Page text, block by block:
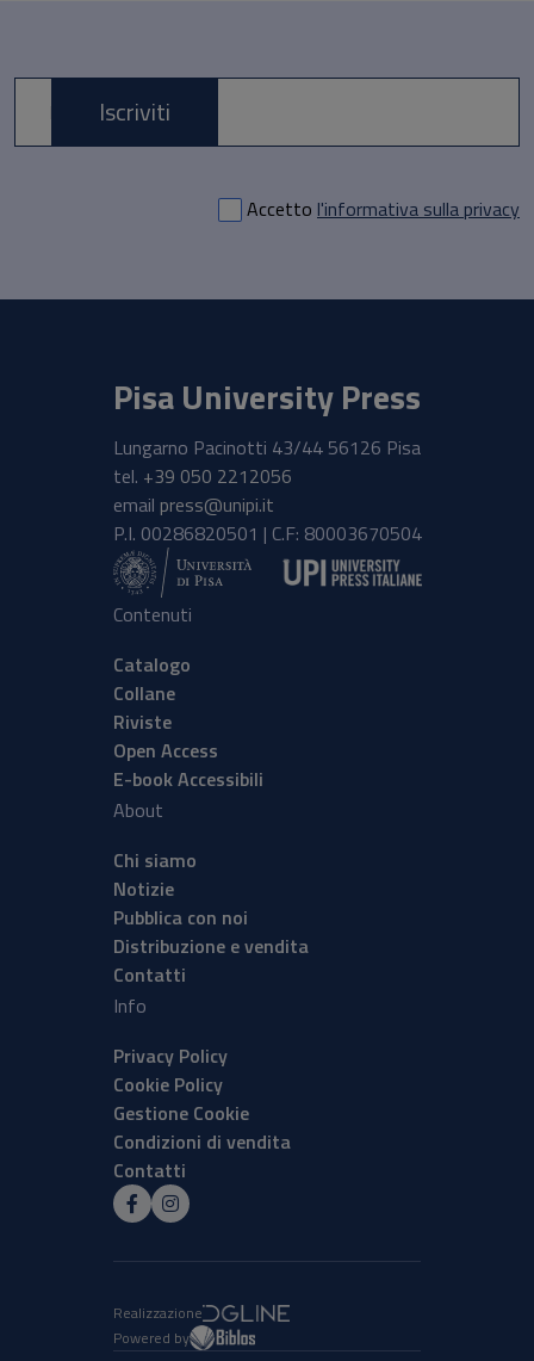
E-mail *
Accetto l'informativa sulla privacy
Iscriviti
Pisa University Press
Lungarno Pacinotti 43/44 56126 Pisa
tel. +39 050 2212056
email press@unipi.it
P.I. 00286820501 | C.F: 80003670504
Contenuti
Catalogo
Collane
Riviste
Open Access
E-book Accessibili
About
Chi siamo
Notizie
Pubblica con noi
Distribuzione e vendita
Contatti
Info
Privacy Policy
Cookie Policy
Gestione Cookie
Condizioni di vendita
Contatti
Realizzazione
Powered by